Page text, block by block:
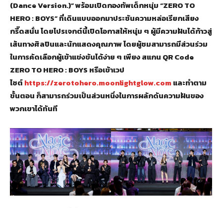
(Dance Version.)” พร้อมเปิดกองทัพเด็กหนุ่ม “ZERO TO
HERO : BOYS” ที่เดินแบบออกมาประชันความหล่อเรียกเสียง
กรี๊ดสนั่น โดยโปรเจกต์นี้เปิดโอกาสให้หนุ่ม ๆ ผู้มีความฝันได้ก้าวสู่
เส้นทางศิลปินและนักแสดงคุณภาพ โดยผู้ชมสามารถมีส่วนร่วม
ในการคัดเลือกผู้เข้าแข่งขันได้ง่าย ๆ เพียง สแกน QR Code
ZERO TO HERO : BOYS หรือเข้าเวป
ไซต์https://zerotohero.moonlightglow.comและทำตาม
ขั้นตอน ก็สามารถร่วมเป็นส่วนหนึ่งในการผลักดันความฝันของ
พวกเขาได้ทันที